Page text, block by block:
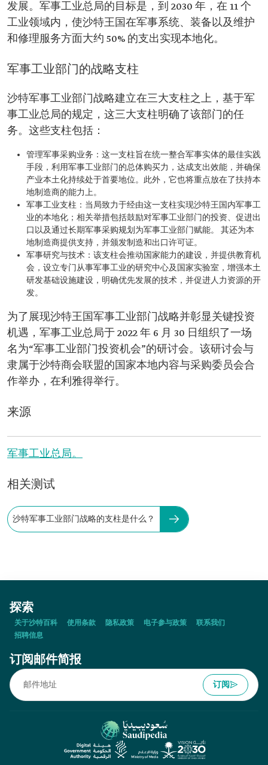
发展。军事工业总局的目标是，到 2030 年，在 11 个
工业领域内，使沙特王国在军事系统、装备以及维护
和修理服务方面大约 50% 的支出实现本地化。
军事工业部门的战略支柱
沙特军事工业部门战略建立在三大支柱之上，基于军
事工业总局的规定，这三大支柱明确了该部门的任
务。这些支柱包括：
管理军事采购业务：这一支柱旨在统一整合军事实体的最佳实践
手段，利用军事工业部门的总体购买力，达成支出效能，并确保
产业本土化持续处于首要地位。此外，它也将重点放在了扶持本
地制造商的能力上。
军事工业支柱：当局致力于经由这一支柱实现沙特王国内军事工
业的本地化；相关举措包括鼓励对军事工业部门的投资、促进出
口以及通过长期军事采购规划为军事工业部门赋能。 其还为本
地制造商提供支持，并颁发制造和出口许可证。
军事研究与技术：该支柱会推动国家能力的建设，并提供教育机
会，设立专门从事军事工业的研究中心及国家实验室，增强本土
研发基础设施建设，明确优先发展的技术，并促进人力资源的开
发。
为了展现沙特王国军事工业部门战略并彰显关键投资
机遇，军事工业总局于 2022 年 6 月 30 日组织了一场
名为“军事工业部门投资机会”的研讨会。该研讨会与
隶属于沙特商会联盟的国家本地内容与采购委员会合
作举办，在利雅得举行。
来源
军事工业总局。
相关测试
沙特军事工业部门战略的支柱是什么？
探索
关于沙特百科 使用条款 隐私政策 电子参与政策
联系我们
招聘信息
订阅邮件简报
订阅